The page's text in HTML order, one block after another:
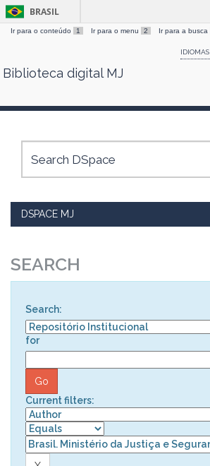
Skip
BRASIL
Ir para o conteúdo 1 Ir para o menu 2 Ir para a busca
IDIOMAS
Biblioteca digital MJ
DSPACE MJ
SEARCH
Search:
for
Current filters: